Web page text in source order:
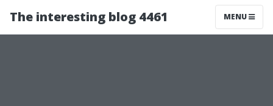
The interesting blog 4461 MENU